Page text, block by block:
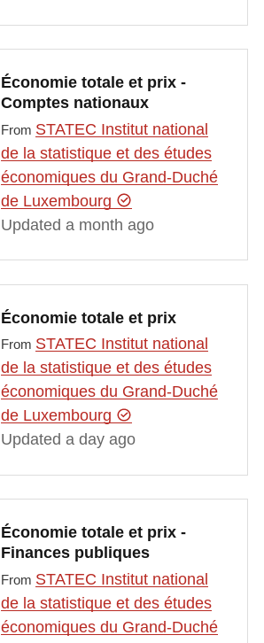
Économie totale et prix -
Comptes nationaux
From STATEC Institut national
de la statistique et des études
économiques du Grand-Duché
de Luxembourg
Updated a month ago
Économie totale et prix
From STATEC Institut national
de la statistique et des études
économiques du Grand-Duché
de Luxembourg
Updated a day ago
Économie totale et prix -
Finances publiques
From STATEC Institut national
de la statistique et des études
économiques du Grand-Duché